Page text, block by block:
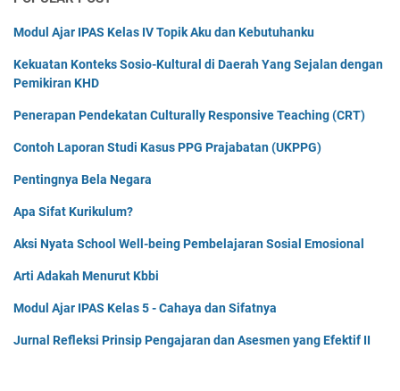
Modul Ajar IPAS Kelas IV Topik Aku dan Kebutuhanku
Kekuatan Konteks Sosio-Kultural di Daerah Yang Sejalan dengan
Pemikiran KHD
Penerapan Pendekatan Culturally Responsive Teaching (CRT)
Contoh Laporan Studi Kasus PPG Prajabatan (UKPPG)
Pentingnya Bela Negara
Apa Sifat Kurikulum?
Aksi Nyata School Well-being Pembelajaran Sosial Emosional
Arti Adakah Menurut Kbbi
Modul Ajar IPAS Kelas 5 - Cahaya dan Sifatnya
Jurnal Refleksi Prinsip Pengajaran dan Asesmen yang Efektif II